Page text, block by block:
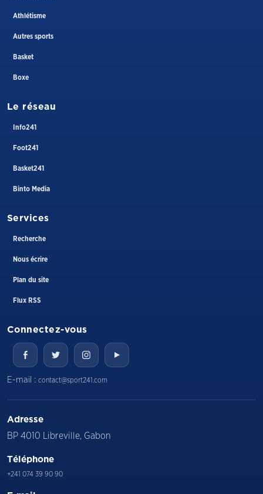
Athlétisme
Autres sports
Basket
Boxe
Le réseau
Info241
Foot241
Basket241
Binto Media
Services
Recherche
Nous écrire
Plan du site
Flux RSS
Connectez-vous
E-mail : contact@sport241.com
Adresse
BP 4010 Libreville, Gabon
Téléphone
+241 074 39 90 90